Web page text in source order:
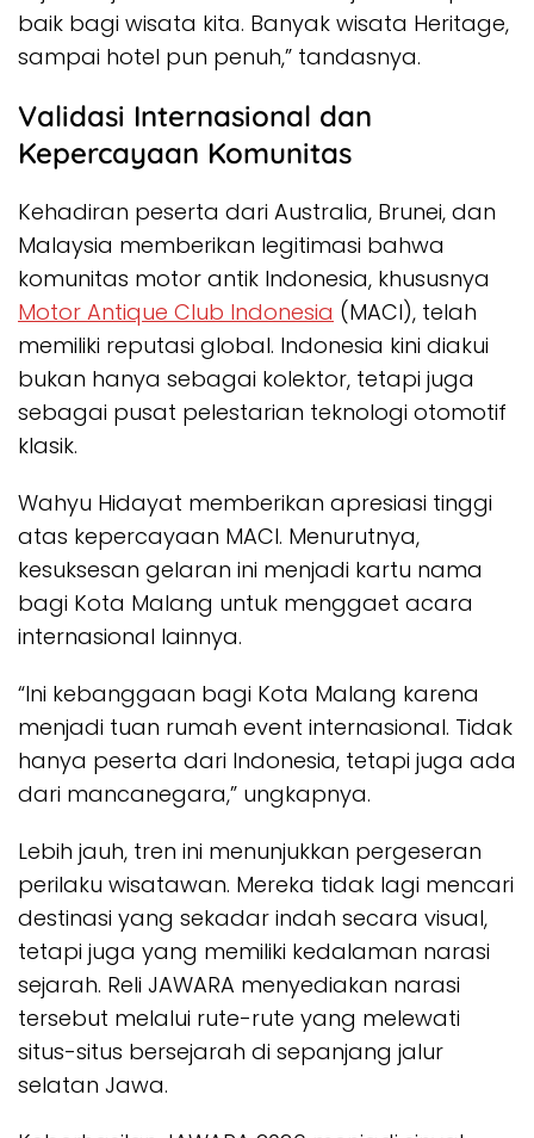
baik bagi wisata kita. Banyak wisata Heritage,
sampai hotel pun penuh,” tandasnya.
Validasi Internasional dan
Kepercayaan Komunitas
Kehadiran peserta dari Australia, Brunei, dan
Malaysia memberikan legitimasi bahwa
komunitas motor antik Indonesia, khususnya
Motor Antique Club Indonesia (MACI), telah
memiliki reputasi global. Indonesia kini diakui
bukan hanya sebagai kolektor, tetapi juga
sebagai pusat pelestarian teknologi otomotif
klasik.
Wahyu Hidayat memberikan apresiasi tinggi
atas kepercayaan MACI. Menurutnya,
kesuksesan gelaran ini menjadi kartu nama
bagi Kota Malang untuk menggaet acara
internasional lainnya.
“Ini kebanggaan bagi Kota Malang karena
menjadi tuan rumah event internasional. Tidak
hanya peserta dari Indonesia, tetapi juga ada
dari mancanegara,” ungkapnya.
Lebih jauh, tren ini menunjukkan pergeseran
perilaku wisatawan. Mereka tidak lagi mencari
destinasi yang sekadar indah secara visual,
tetapi juga yang memiliki kedalaman narasi
sejarah. Reli JAWARA menyediakan narasi
tersebut melalui rute-rute yang melewati
situs-situs bersejarah di sepanjang jalur
selatan Jawa.